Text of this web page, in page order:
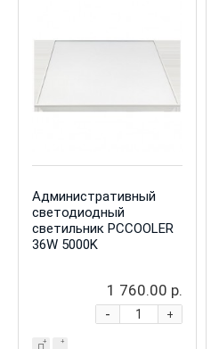
Административный
светодиодный
светильник PCCOOLER
36W 5000K
1 760.00 р.
+
-